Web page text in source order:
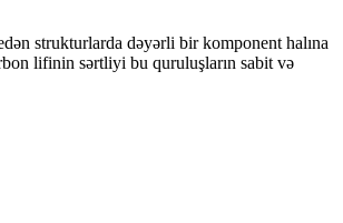
strukturlarda dəyərli bir komponent halına
lifinin sərtliyi bu quruluşların sabit və